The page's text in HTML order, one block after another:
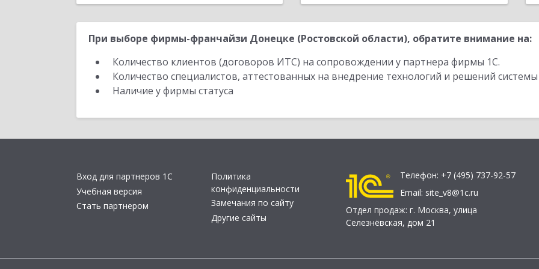
При выборе фирмы-франчайзи Донецке (Ростовской области), обратите внимание на:
Количество клиентов (договоров ИТС) на сопровождении у партнера фирмы 1С.
Количество специалистов, аттестованных на внедрение технологий и решений
Наличие у фирмы статуса
Вход для партнеров 1С
Учебная версия
Стать партнером
Политика
конфиденциальности
Замечания по сайту
Другие сайты
Телефон: +7 (495) 737-92-57
Email: site_v8@1c.ru
Отдел продаж: г. Москва, улица
Селезнёвская, дом 21